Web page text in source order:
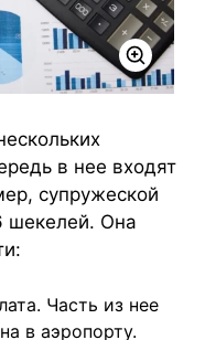
в нее входят
супружеской
шекелей. Она
Часть из нее
в аэропорту.